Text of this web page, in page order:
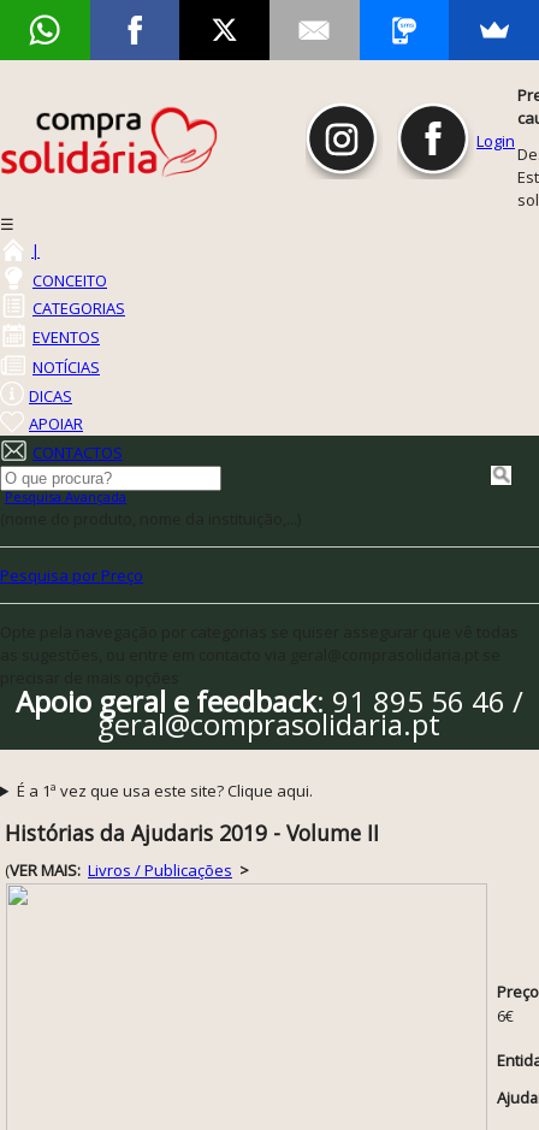
Login
☰
|
CONCEITO
CATEGORIAS
EVENTOS
NOTÍCIAS
DICAS
APOIAR
CONTACTOS
Pesquisa Avançada
Pesquisa por Preço
Apoio geral e feedback: 91 895 56 46 /
geral@comprasolidaria.pt
É a 1ª vez que usa este site? Clique aqui.
Histórias da Ajudaris 2019 - Volume II
(VER MAIS: Livros / Publicações >
6€